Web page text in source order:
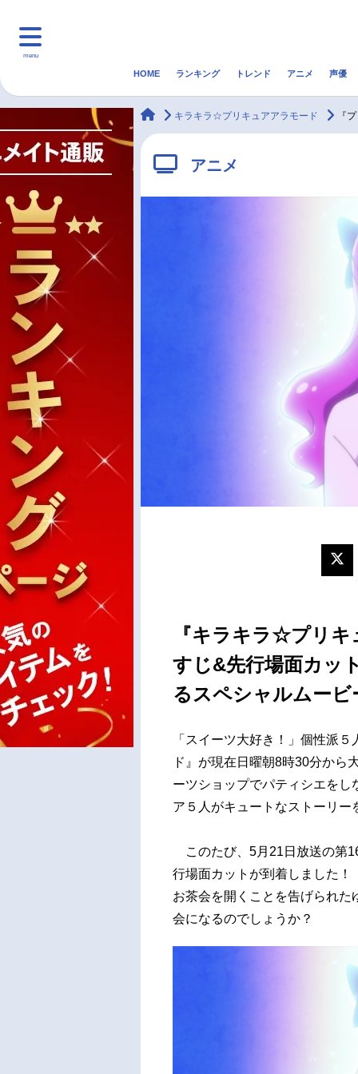
menu
マンガ・ラノベ ゲーム・アプリ
HOME ランキング トレンド アニメ 声優
animateTimes
キラキラ☆プリキュアアラモード 『
アニメ
『キラキラ☆プリ
すじ&先行場面カッ
るスペシャルムービ
「スイーツ大好き！」個性派
ド』が現在日曜朝8時30分から
ーツショップでパティシエを
ア５人がキュートなストーリー
このたび、5月21日放送の第
行場面カットが到着しました
お茶会を開くことを告げられ
会になるのでしょうか？